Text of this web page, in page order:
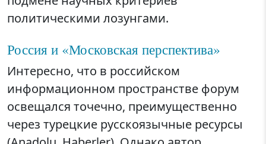
политическими лозунгами.
Россия и «Московская перспектива»
Интересно, что в российском
информационном пространстве форум
освещался точечно, преимущественно
через турецкие русскоязычные ресурсы